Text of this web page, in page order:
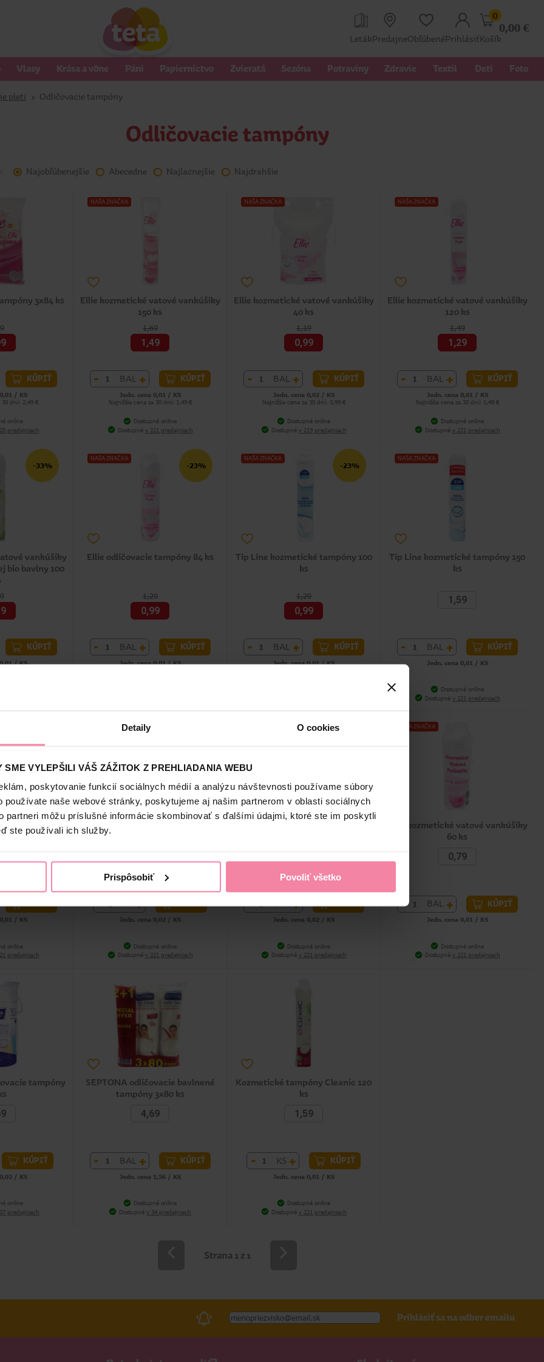
Detaily O cookies
SME VYLEPŠILI VÁŠ ZÁŽITOK Z PREHLIADANIA WEBU
poskytovanie funkcií sociálnych médií a analýzu návštevnosti používame súbory
používate naše webové stránky, poskytujeme aj našim partnerom v oblasti sociálnych
partneri môžu príslušné informácie skombinovať s ďalšími údajmi, ktoré ste im poskytli
ste používali ich služby.
Prispôsobiť Povoliť všetko
LetákPredajneObľúbenéPrihlásiť
0
0,00 €
Košík
Vlasy Krása a vône Páni Papierníctvo Zvieratá Sezóna Potraviny Zdravie Textil Deti Foto
pleti > Odličovacie tampóny
Odličovacie tampóny
Najobľúbenejšie Abecedne Najlacnejšie Najdrahšie
3x84 ks
KÚPIŤ
/ KS
30 dní: 2,49 €
online
predajniach
NAŠA ZNAČKA
Ellie kozmetické vatové vankúšiky
150 ks
1,69
1,49
- BAL + KÚPIŤ
Jedn. cena 0,01 / KS
Najnižšia cena za 30 dní: 1,49 €
Dostupné online
Dostupné v 221 predajniach
NAŠA ZNAČKA
Ellie kozmetické vatové vankúšiky
40 ks
1,19
0,99
- BAL + KÚPIŤ
Jedn. cena 0,02 / KS
Najnižšia cena za 30 dní: 0,99 €
Dostupné online
Dostupné v 219 predajniach
NAŠA ZNAČKA
Ellie kozmetické vatové vankúšiky
120 ks
1,49
1,29
- BAL + KÚPIŤ
Jedn. cena 0,01 / KS
Najnižšia cena za 30 dní: 1,49 €
Dostupné online
Dostupné v 221 predajniach
-33%
vankúšiky
bio bavlny 100
KÚPIŤ
/ KS
NAŠA ZNAČKA
-23%
Ellie odličovacie tampóny 84 ks
1,29
0,99
- BAL + KÚPIŤ
Jedn. cena 0,01 / KS
NAŠA ZNAČKA
-23%
Tip Line kozmetické tampóny 100
ks
1,29
0,99
- BAL + KÚPIŤ
Jedn. cena 0,01 / KS
NAŠA ZNAČKA
Tip Line kozmetické tampóny 150
ks
1,59
- BAL + KÚPIŤ
Jedn. cena 0,01 / KS
Dostupné online
Dostupné v 221 predajniach
tampóny 84 ks
KÚPIŤ
/ KS
online
predajniach
Bella Cotton odličovacie tampóny
- KS + KÚPIŤ
Jedn. cena 0,02 / KS
Dostupné online
Dostupné v 221 predajniach
- BAL + KÚPIŤ
Jedn. cena 0,02 / KS
Dostupné online
Dostupné v 221 predajniach
NAŠA ZNAČKA
Ellie kozmetické vatové vankúšiky
60 ks
0,79
- BAL + KÚPIŤ
Jedn. cena 0,01 / KS
Dostupné online
Dostupné v 221 predajniach
tampóny
KÚPIŤ
/ KS
online
predajniach
SEPTONA odličovacie bavlnené
tampóny 3x80 ks
4,69
- BAL + KÚPIŤ
Jedn. cena 1,56 / KS
Dostupné online
Dostupné v 34 predajniach
Kozmetické tampóny Cleanic 120
ks
1,59
- KS + KÚPIŤ
Jedn. cena 0,01 / KS
Dostupné online
Dostupné v 221 predajniach
Strana 1 z 1
Prihlásiť sa na odber emailu